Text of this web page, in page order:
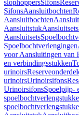
slophoppersSifons
SifonsAansluitbochten
Aansluitbochten
AansluitstukAansluitsets
Aansluitsets
Spoelbochtverlengingen
voor Aansluitingen van
en verbindingsstukken
urinoirs
urinoirsUrinoirsifons
UrinoirsifonsSpoelpijp-